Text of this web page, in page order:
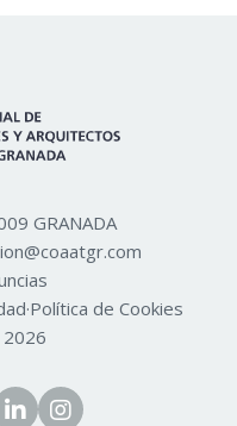
GRANADA
·Política de Cookies
2026